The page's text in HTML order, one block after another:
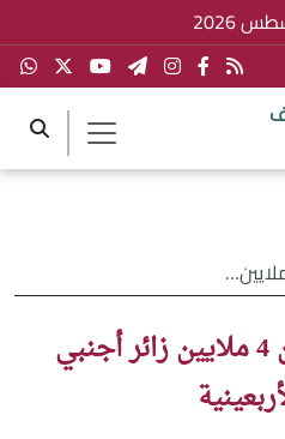
العراق يستقبل أكثر من 4 ملايين زائر أجنبي